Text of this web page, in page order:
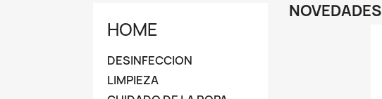
HOME
DESINFECCION
LIMPIEZA
NOVEDADES